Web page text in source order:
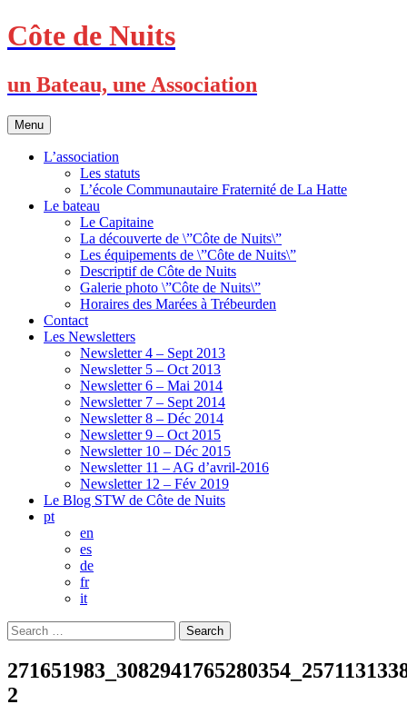
Skip
to
Côte de Nuits
un Bateau, une Association
Menu
L’association
Les statuts
L’école Communautaire Fraternité de La Hatte
Le bateau
Le Capitaine
La découverte de \”Côte de Nuits\”
Les équipements de \”Côte de Nuits\”
Descriptif de Côte de Nuits
Galerie photo \”Côte de Nuits\”
Horaires des Marées à Trébeurden
Contact
Les Newsletters
Newsletter 4 – Sept 2013
Newsletter 5 – Oct 2013
Newsletter 6 – Mai 2014
Newsletter 7 – Sept 2014
Newsletter 8 – Déc 2014
Newsletter 9 – Oct 2015
Newsletter 10 – Déc 2015
Newsletter 11 – AG d’avril-2016
Newsletter 12 – Fév 2019
Le Blog STW de Côte de Nuits
pt
en
es
de
fr
it
Search
for:
2